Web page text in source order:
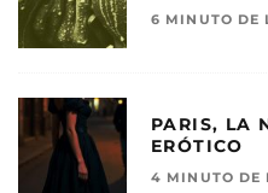
6 MINUTO DE
PARIS, LA
ERÓTICO
4 MINUTO DE